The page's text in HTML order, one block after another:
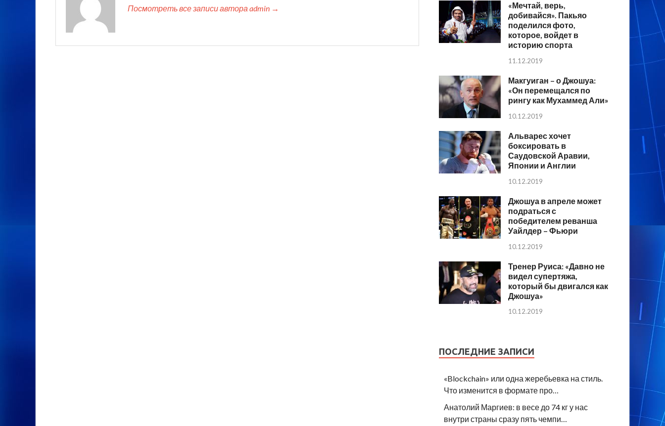
Посмотреть все записи автора admin →
«Мечтай, верь,
добивайся». Пакьяо
поделился фото,
которое, войдет в
историю спорта
11.12.2019
Макгуиган – о Джошуа:
«Он перемещался по
рингу как Мухаммед Али»
10.12.2019
Альварес хочет
боксировать в
Саудовской Аравии,
Японии и Англии
10.12.2019
Джошуа в апреле может
подраться с
победителем реванша
Уайлдер – Фьюри
10.12.2019
Тренер Руиса: «Давно не
видел супертяжа,
который бы двигался как
Джошуа»
10.12.2019
ПОСЛЕДНИЕ ЗАПИСИ
«Blockchain» или одна жеребьевка на стиль.
Что изменится в формате про…
Анатолий Маргиев: в весе до 74 кг у нас
внутри страны сразу пять чемпи…